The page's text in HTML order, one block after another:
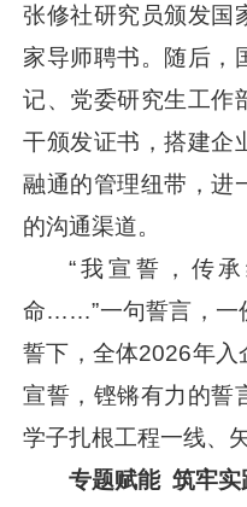
张修社研究员颁发国
家导师聘书。随后，
记、党委研究生工作
干颁发证书，搭建
融通的管理纽带，进
的沟通渠道。
“我宣誓，传
命……”一句誓言，一
誓下，全体2026年入
宣誓，铿锵有力的誓
学子扎根工程一线、
专题赋能 筑牢实